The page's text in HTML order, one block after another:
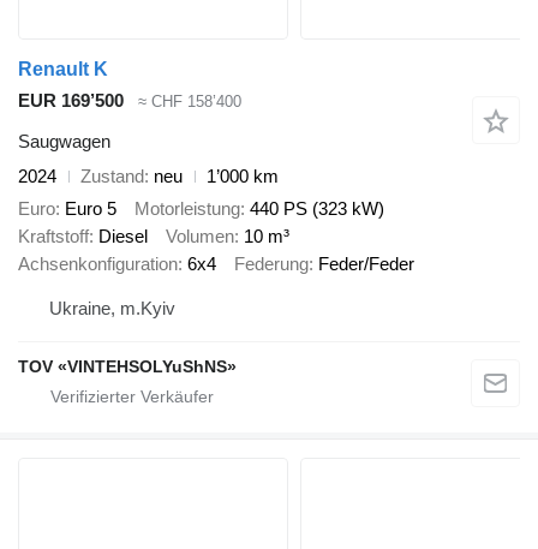
Renault K
EUR 169’500
≈ CHF 158’400
Saugwagen
2024
Zustand neu
1’000 km
Euro Euro 5 Motorleistung 440 PS (323 kW)
Kraftstoff Diesel Volumen 10 m³
Achsenkonfiguration 6x4 Federung Feder/Feder
Ukraine, m.Kyiv
TOV «VINTEHSOLYuShNS»